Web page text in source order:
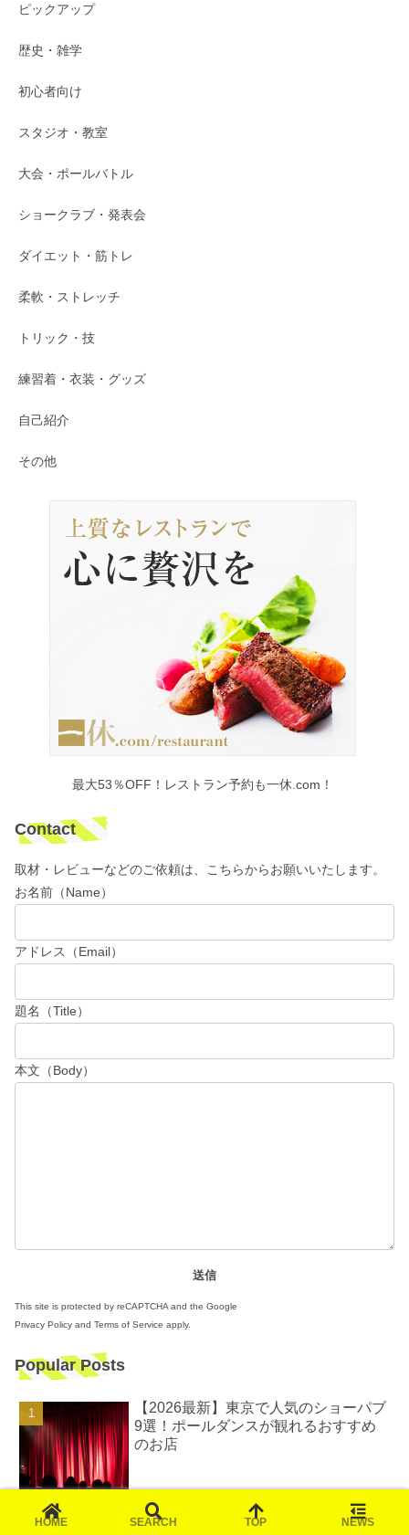
ピックアップ
歴史・雑学
初心者向け
スタジオ・教室
大会・ポールバトル
ショークラブ・発表会
ダイエット・筋トレ
柔軟・ストレッチ
トリック・技
練習着・衣装・グッズ
自己紹介
その他
最大53％OFF！レストラン予約も一休.com！
Contact
取材・レビューなどのご依頼は、こちらからお願いいたします。
お名前（Name）
アドレス（Email）
題名（Title）
本文（Body）
This site is protected by reCAPTCHA and the Google
Privacy Policy and Terms of Service apply.
Popular Posts
【2026最新】東京で人気のショーパブ
9選！ポールダンスが観れるおすすめ
のお店